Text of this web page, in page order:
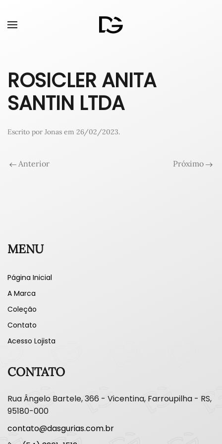
ROSICLER ANITA
SANTIN LTDA
Escrito por Jonas em 26/02/2023.
Anterior Próximo
MENU
Página Inicial
A Marca
Coleção
Contato
Acesso Lojista
CONTATO
Rua Ângelo Bartele, 366 - Vicentina, Farroupilha - RS,
95180-000
contato@dasgurias.com.br